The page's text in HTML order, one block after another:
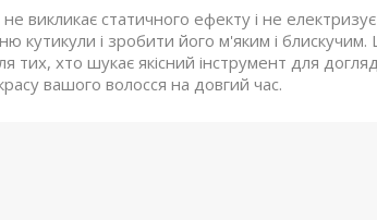
викликає статичного ефекту і не
кутикули і зробити його м'яким і блискучим.
тих, хто шукає якісний інструмент для
вашого волосся на довгий час.